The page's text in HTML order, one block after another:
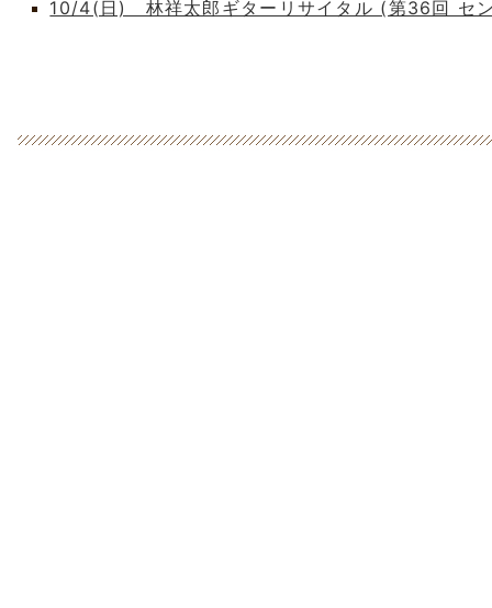
10/4(日) 林祥太郎ギターリサイタル (第36回 セ